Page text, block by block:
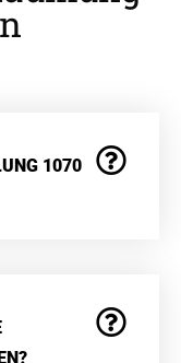
1070